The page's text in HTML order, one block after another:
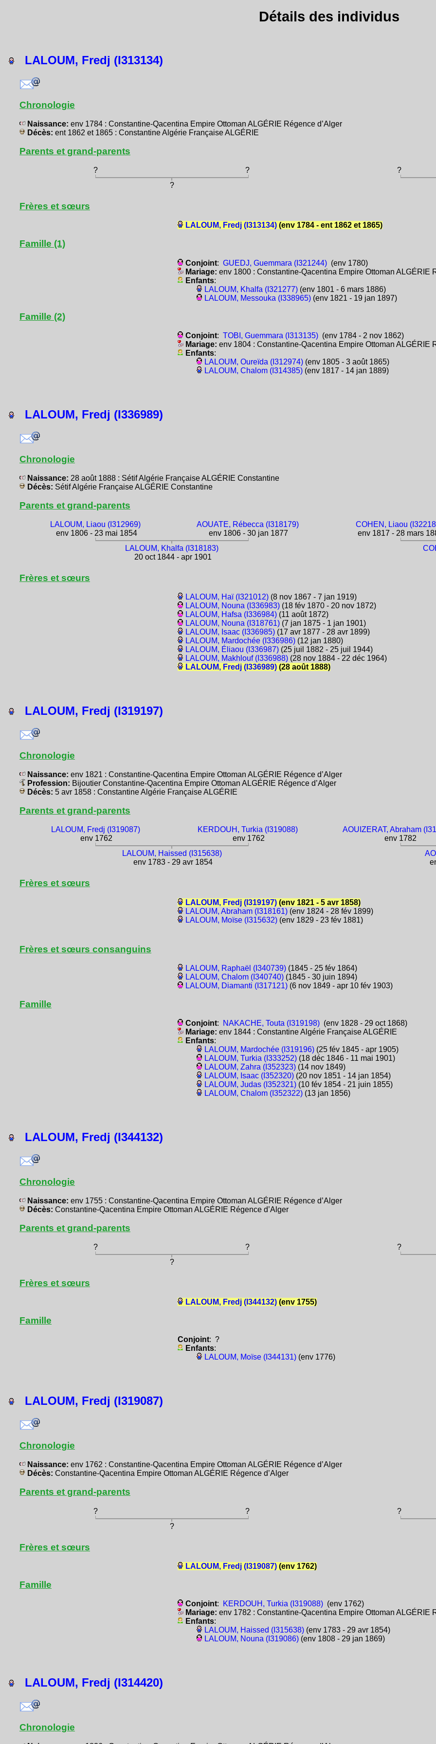
Détails des individus
LALOUM, Fredj (I313134)
Chronologie
Naissance: env 1784 : Constantine-Qacentina Empire Ottoman ALGÉRIE Régence d’Alger
Décès: ent 1862 et 1865 : Constantine Algérie Française ALGÉRIE
Parents et grand-parents
? ?
?
?
Frères et sœurs
LALOUM, Fredj (I313134) (env 1784 - ent 1862 et 1865)
Famille (1)
Conjoint:GUEDJ, Guemmara (I321244) (env 1780)
Mariage:env 1800 : Constantine-Qacentina Empire Ottoman ALGÉRIE
Enfants:
LALOUM, Khalfa (I321277) (env 1801 - 6 mars 1886)
LALOUM, Messouka (I338965) (env 1821 - 19 jan 1897)
Famille (2)
Conjoint:TOBI, Guemmara (I313135) (env 1784 - 2 nov 1862)
Mariage:env 1804 : Constantine-Qacentina Empire Ottoman ALGÉRIE
Enfants:
LALOUM, Oureïda (I312974) (env 1805 - 3 août 1865)
LALOUM, Chalom (I314385) (env 1817 - 14 jan 1889)
LALOUM, Fredj (I336989)
Chronologie
Naissance: 28 août 1888 : Sétif Algérie Française ALGÉRIE Constantine
Décès: Sétif Algérie Française ALGÉRIE Constantine
Parents et grand-parents
LALOUM, Liaou (I312969)
env 1806 - 23 mai 1854
AOUATE, Rébecca (I318179)
env 1806 - 30 jan 1877
COHEN, Liaou
env 1817 - 28 mars
LALOUM, Khalfa (I318183)
20 oct 1844 - apr 1901
Frères et sœurs
LALOUM, Haï (I321012) (8 nov 1867 - 7 jan 1919)
LALOUM, Nouna (I336983) (18 fév 1870 - 20 nov 1872)
LALOUM, Hafsa (I336984) (11 août 1872)
LALOUM, Nouna (I318761) (7 jan 1875 - 1 jan 1901)
LALOUM, Isaac (I336985) (17 avr 1877 - 28 avr 1899)
LALOUM, Mardochée (I336986) (12 jan 1880)
LALOUM, Éliaou (I336987) (25 juil 1882 - 25 juil 1944)
LALOUM, Makhlouf (I336988) (28 nov 1884 - 22 déc 1964)
LALOUM, Fredj (I336989) (28 août 1888)
LALOUM, Fredj (I319197)
Chronologie
Naissance: env 1821 : Constantine-Qacentina Empire Ottoman ALGÉRIE Régence d’Alger
Profession: Bijoutier Constantine-Qacentina Empire Ottoman ALGÉRIE Régence d’Alger
Décès: 5 avr 1858 : Constantine Algérie Française ALGÉRIE
Parents et grand-parents
LALOUM, Fredj (I319087)
env 1762
KERDOUH, Turkia (I319088)
env 1762
AOUIZERAT, Abraham
env 1782
LALOUM, Haissed (I315638)
env 1783 - 29 avr 1854
Frères et sœurs
LALOUM, Fredj (I319197) (env 1821 - 5 avr 1858)
LALOUM, Abraham (I318161) (env 1824 - 28 fév 1899)
LALOUM, Moïse (I315632) (env 1829 - 23 fév 1881)
Frères et sœurs consanguins
LALOUM, Raphaël (I340739) (1845 - 25 fév 1864)
LALOUM, Chalom (I340740) (1845 - 30 juin 1894)
LALOUM, Diamanti (I317121) (6 nov 1849 - apr 10 fév 1903)
Famille
Conjoint: NAKACHE, Touta (I319198) (env 1828 - 29 oct 1868)
Mariage:env 1844 : Constantine Algérie Française ALGÉRIE
Enfants:
LALOUM, Mardochée (I319196) (25 fév 1845 - apr 1905)
LALOUM, Turkia (I333252) (18 déc 1846 - 11 mai 1901)
LALOUM, Zahra (I352323) (14 nov 1849)
LALOUM, Isaac (I352320) (20 nov 1851 - 14 jan 1854)
LALOUM, Judas (I352321) (10 fév 1854 - 21 juin 1855)
LALOUM, Chalom (I352322) (13 jan 1856)
LALOUM, Fredj (I344132)
Chronologie
Naissance: env 1755 : Constantine-Qacentina Empire Ottoman ALGÉRIE Régence d’Alger
Décès: Constantine-Qacentina Empire Ottoman ALGÉRIE Régence d’Alger
Parents et grand-parents
? ?
?
?
Frères et sœurs
LALOUM, Fredj (I344132) (env 1755)
Famille
Conjoint: ?
Enfants:
LALOUM, Moïse (I344131) (env 1776)
LALOUM, Fredj (I319087)
Chronologie
Naissance: env 1762 : Constantine-Qacentina Empire Ottoman ALGÉRIE Régence d’Alger
Décès: Constantine-Qacentina Empire Ottoman ALGÉRIE Régence d’Alger
Parents et grand-parents
? ?
?
?
Frères et sœurs
LALOUM, Fredj (I319087) (env 1762)
Famille
Conjoint: KERDOUH, Turkia (I319088) (env 1762)
Mariage:env 1782 : Constantine-Qacentina Empire Ottoman ALGÉRIE
Enfants:
LALOUM, Haissed (I315638) (env 1783 - 29 avr 1854)
LALOUM, Nouna (I319086) (env 1808 - 29 jan 1869)
LALOUM, Fredj (I314420)
Chronologie